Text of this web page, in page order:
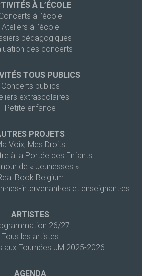
À L’ÉCOLE
Concerts à l’école
Ateliers à l’école
pédagogiques
des concerts
TOUS PUBLICS
Concerts publics
extrascolaires
Petite enfance
PROJETS
Voix, Mes Droits
à la Portée des Enfants
de « Jeunesses »
Book Belgium
intervenant·es et enseignant·es
ARTISTES
26/27
Tous les artistes
aux Tournées JM 2025-2026
AGENDA